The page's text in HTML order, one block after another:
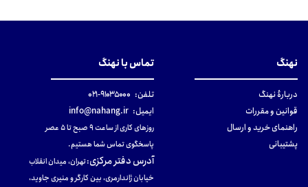
نهنگ
دربارهٔ نهنگ
قوانین و مقررات
راهنمای خرید و ارسال
پشتیبانی
تماس با نهنگ
تلفن: ۹۱۰۳۵۰۰۰-۰۲۱
ایمیل: info@nahang.ir
روزهای کاری از ساعت ۹ صبح تا ۵ عصر
پاسخگوی تماس شما هستیم.
آدرس دفتر مرکزی:تهران، میدان انقلاب
خیابان ژاندارمری، بین کارگر و منیری جاوید،